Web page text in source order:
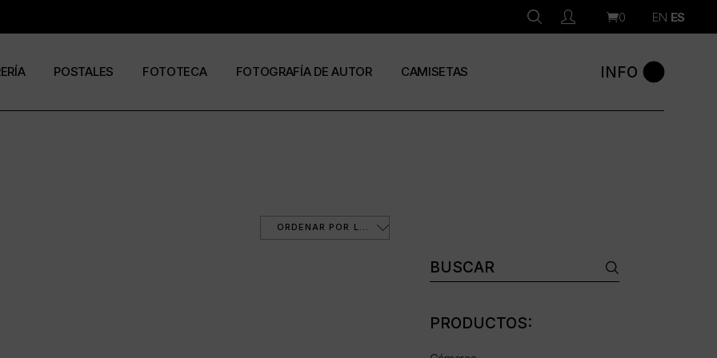
0 EN ES
POSTALES FOTOTECA FOTOGRAFÍA DE AUTOR CAMISETAS INFO
ORDENAR POR LOS ÚLTIMOS
Buscar:
PRODUCTOS: